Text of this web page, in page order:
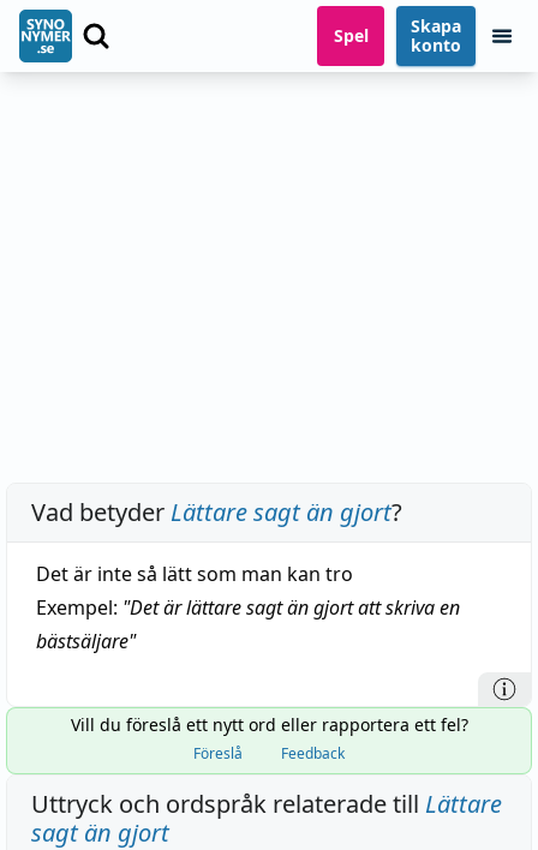
Spel
Skapa
konto
Vad betyder Lättare sagt än gjort?
Det är inte så lätt som man kan tro
Exempel: "Det är lättare sagt än gjort att skriva en
bästsäljare"
Vill du föreslå ett nytt ord eller rapportera ett fel?
Föreslå Feedback
Uttryck och ordspråk relaterade till Lättare
sagt än gjort